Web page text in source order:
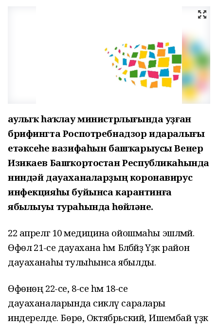
Һаулыҡ һаҡлау министрлығында уҙған
брифингта Роспотребнадзор идаралығы
етәксеһе вазифаһын башҡарыусы Венер
Изикаев Башҡортостан Республикаһында
ниндәй дауаханаларҙың коронавирус
инфекцияһы буйынса карантинға
ябылыуы тураһында һөйләне.
22 апрелгә 10 медицина ойошмаһы эшләмәй.
Өфөлә 21-се дауахана һәм Бәләбәйҙә Үҙәк район
дауаханаһы тулыһынса ябылды.
Өфөнөң 22-се, 8-се һәм 18-се
дауаханаларында сикләү саралары
индерелде. Бөрө, Октябрьский, Ишембай үҙәк